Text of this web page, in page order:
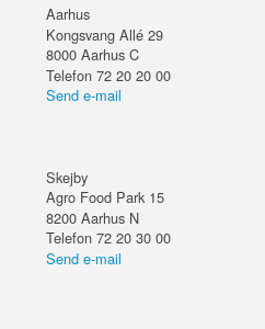
Aarhus
Kongsvang Allé 29
8000 Aarhus C
Telefon 72 20 20 00
Send e-mail
Skejby
Agro Food Park 15
8200 Aarhus N
Telefon 72 20 30 00
Send e-mail